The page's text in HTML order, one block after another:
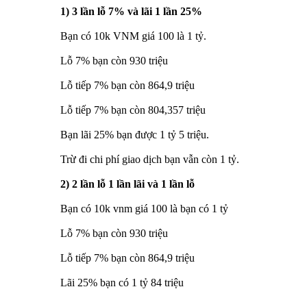
1) 3 lần lỗ 7% và lãi 1 lần 25%
Bạn có 10k VNM giá 100 là 1 tỷ.
Lỗ 7% bạn còn 930 triệu
Lỗ tiếp 7% bạn còn 864,9 triệu
Lỗ tiếp 7% bạn còn 804,357 triệu
Bạn lãi 25% bạn được 1 tỷ 5 triệu.
Trừ đi chi phí giao dịch bạn vẫn còn 1 tỷ.
2) 2 lần lỗ 1 lần lãi và 1 lần lỗ
Bạn có 10k vnm giá 100 là bạn có 1 tỷ
Lỗ 7% bạn còn 930 triệu
Lỗ tiếp 7% bạn còn 864,9 triệu
Lãi 25% bạn có 1 tỷ 84 triệu